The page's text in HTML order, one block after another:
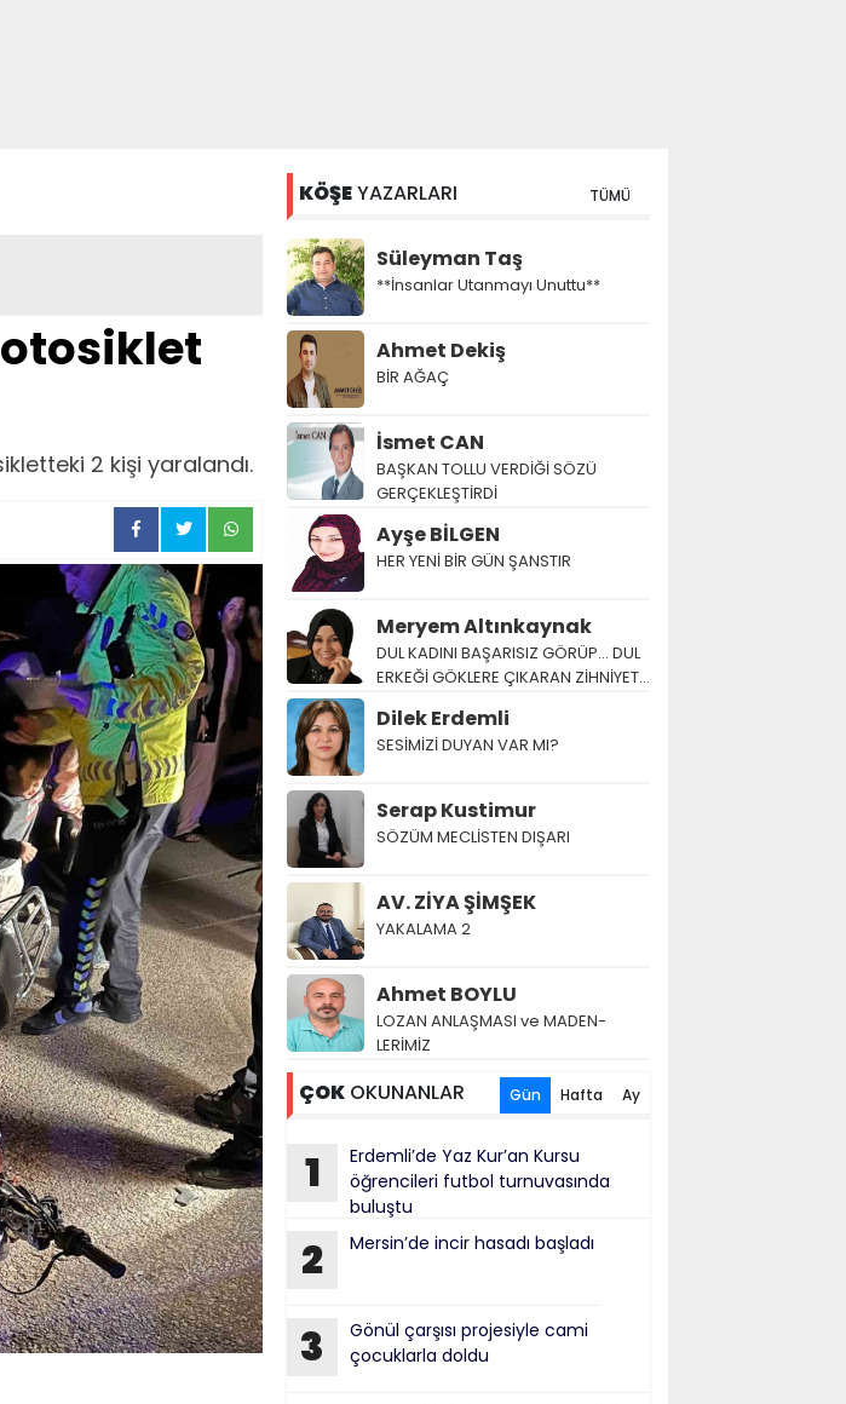
2 kişi yaralandı.
KÖŞEYAZARLARI TÜMÜ
Süleyman Taş
**İnsanlar Utanmayı Unuttu**
Ahmet Dekiş
BİR AĞAÇ
İsmet CAN
BAŞKAN TOLLU VERDİĞİ SÖZÜ
GERÇEKLEŞTİRDİ
Ayşe BİLGEN
HER YENİ BİR GÜN ŞANSTIR
Meryem Altınkaynak
DUL KADINI BAŞARISIZ GÖRÜP… DUL
ERKEĞİ GÖKLERE ÇIKARAN ZİHNİYET…
Dilek Erdemli
SESİMİZİ DUYAN VAR MI?
Serap Kustimur
SÖZÜM MECLİSTEN DIŞARI
AV. ZİYA ŞİMŞEK
YAKALAMA 2
Ahmet BOYLU
LOZAN AN­LAŞ­MA­SI ve MA­DEN­
LERİMİZ
ÇOK OKUNANLAR Gün Hafta Ay
1
Erdemli’de Yaz Kur’an Kursu
öğrencileri futbol turnuvasında
buluştu
2 Mersin’de incir hasadı başladı
3
Gönül çarşısı projesiyle cami
çocuklarla doldu